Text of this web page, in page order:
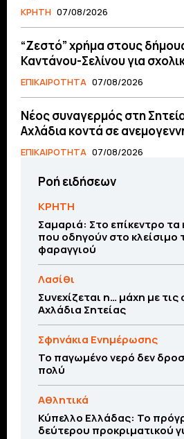
ΚΡΗΤΗ 07/08/2026
“Ζεστό” χρήμα στους
Καντάνου-Σελίνου για
ΕΠΙΚΑΙΡΟΤΗΤΑ 07/08/2026
Νέος συναγερμός στη
Αχλάδια κοντά σε
ΕΠΙΚΑΙΡΟΤΗΤΑ 07/08/2026
Ροή ειδήσεων
ΚΡΗΤΗ
Σαμαριά: Στο επίκεντρο τα
που οδηγούν στο κλείσιμο
φαραγγιού
Λασίθι
Συνεχίζεται η… μάχη με
Αχλάδια Σητείας
Σφηνάκια Ενημέρωσης
Το παγωμένο νερό δεν
πολύ
Αθλητικά
Κύπελλο Ελλάδας: Το
δεύτερου προκριματικού